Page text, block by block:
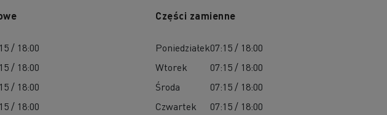
/ 18:00
/ 18:00
/ 18:00
/ 18:00
Części zamienne
Poniedziałek07:15 / 18:00
Wtorek
07:15 / 18:00
Środa
07:15 / 18:00
Czwartek
07:15 / 18:00